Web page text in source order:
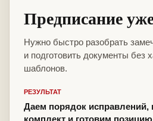
Предписание
Нужно быстро разобрать
и подготовить документы без
шаблонов.
РЕЗУЛЬТАТ
Даем порядок исправлений,
комплект и готовим